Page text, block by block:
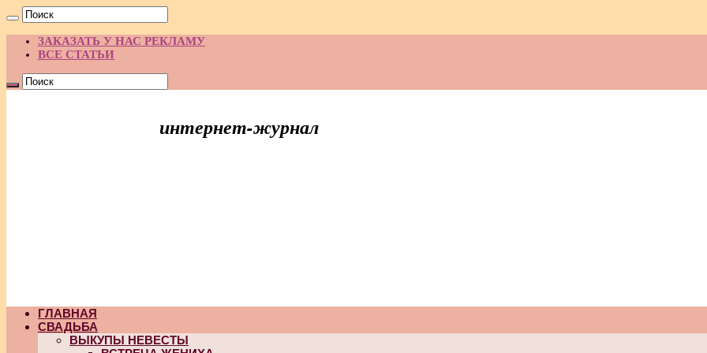
ЗАКАЗАТЬ У НАС РЕКЛАМУ
ВСЕ СТАТЬИ
интернет-журнал
ГЛАВНАЯ
СВАДЬБА
ВЫКУПЫ НЕВЕСТЫ